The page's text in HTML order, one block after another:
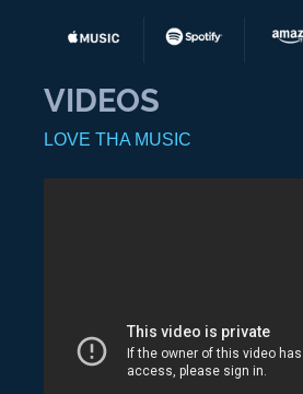
VIDEOS
LOVE THA MUSIC